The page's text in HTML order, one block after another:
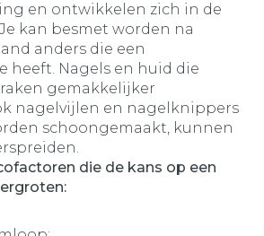
en ontwikkelen zich in de
kan besmet worden na
anders die een
heeft. Nagels en huid die
gemakkelijker
nagelvijlen en nagelknippers
schoongemaakt, kunnen
die de kans op een